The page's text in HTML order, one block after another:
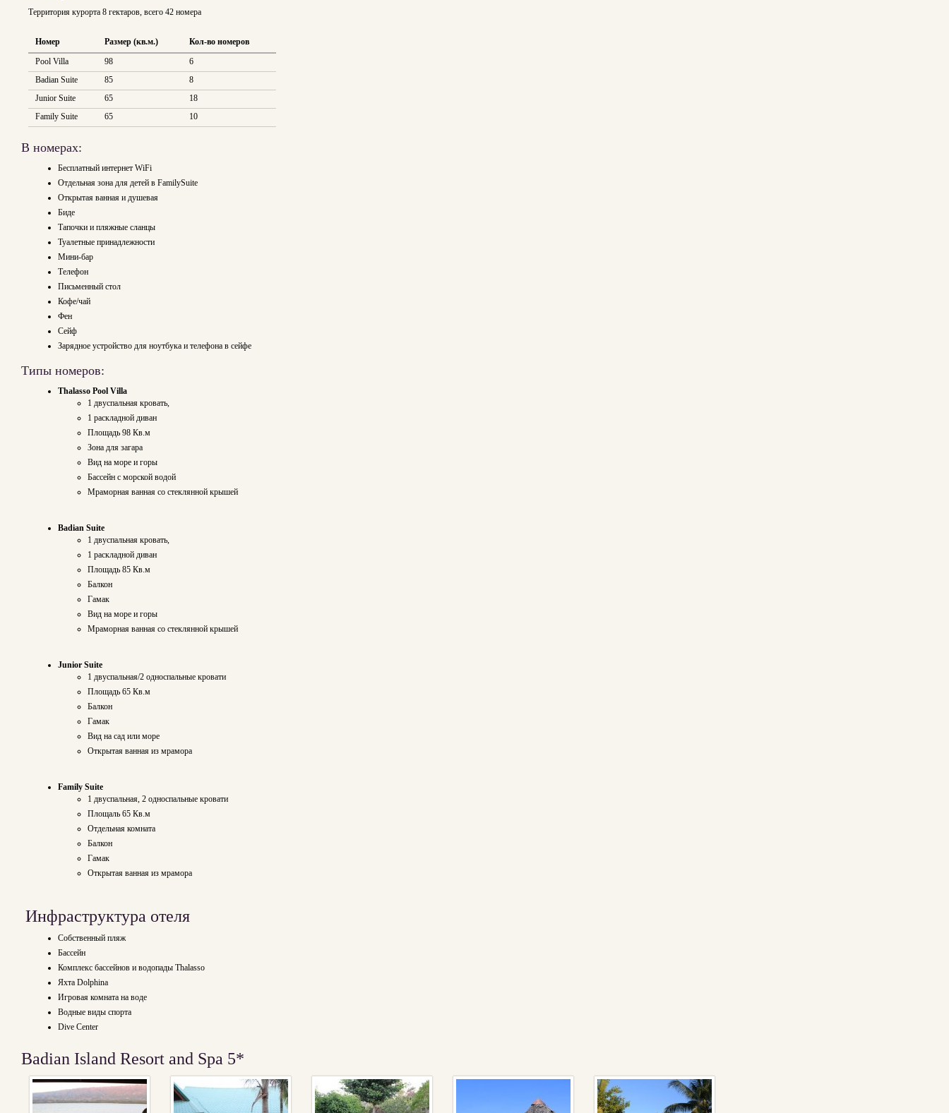
Территория курорта 8 гектаров, всего 42 номера
Номер Размер (кв.м.)
Кол-во номеров
Pool Villa
98
6
Badian Suite
85
8
Junior Suite
65
18
Family Suite
65 10
В номерах:
Бесплатный интернет WiFi
Отдельная зона для детей в FamilySuite
Открытая ванная и душевая
Биде
Тапочки и пляжные сланцы
Туалетные принадлежности
Мини-бар
Телефон
Письменный стол
Кофе/чай
Фен
Сейф
Зарядное устройство для ноутбука и телефона в сейфе
Типы номеров:
Thalasso Pool Villa
1 двуспальная кровать,
1 раскладной диван
Площадь 98 Кв.м
Зона для загара
Вид на море и горы
Бассейн с морской водой
Мраморная ванная со стеклянной крышей
Badian Suite
1 двуспальная кровать,
1 раскладной диван
Площадь 85 Кв.м
Балкон
Гамак
Вид на море и горы
Мраморная ванная со стеклянной крышей
Junior Suite
1 двуспальная/2 односпальные кровати
Площадь 65 Кв.м
Балкон
Гамак
Вид на сад или море
Открытая ванная из мрамора
Family Suite
1 двуспальная, 2 односпальные кровати
Площаль 65 Кв.м
Отдельная комната
Балкон
Гамак
Открытая ванная из мрамора
Инфраструктура отеля
Собственный пляж
Бассейн
Комплекс бассейнов и водопады Thalasso
Яхта Dolphina
Игровая комната на воде
Водные виды спорта
Dive Center
Badian Island Resort and Spa 5*